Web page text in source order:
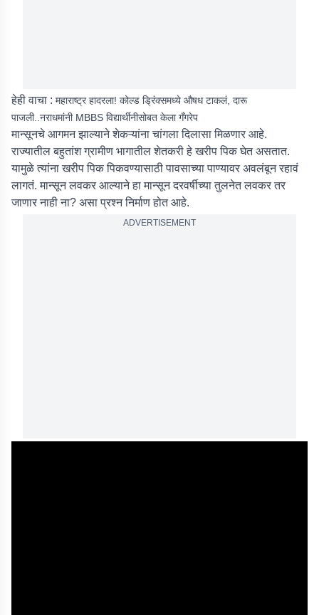
हेही वाचा : महाराष्ट्र हादरला! कोल्ड ड्रिंक्समध्ये औषध टाकलं, दारू
पाजली..नराधमांनी MBBS विद्यार्थीनीसोबत केला गँगरेप
मान्सूनचे आगमन झाल्याने शेकऱ्यांना चांगला दिलासा मिळणार आहे.
राज्यातील बहुतांश ग्रामीण भागातील शेतकरी हे खरीप पिक घेत असतात.
यामुळे त्यांना खरीप पिक पिकवण्यासाठी पावसाच्या पाण्यावर अवलंबून रहावं
लागतं. मान्सून लवकर आल्याने हा मान्सून दरवर्षीच्या तुलनेत लवकर तर
जाणार नाही ना? असा प्रश्न निर्माण होत आहे.
ADVERTISEMENT